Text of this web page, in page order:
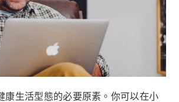
康生活型態的必要原素。你可以在小